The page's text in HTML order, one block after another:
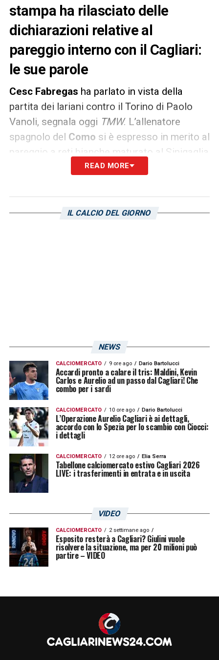
stampa ha rilasciato delle
dichiarazioni relative al
pareggio interno con il Cagliari:
le sue parole
Cesc Fabregas ha parlato in vista della
partita dei lariani contro il Torino di Paolo
Vanoli, segnala oggi TMW. L’allenatore
spagnolo del Como si è espresso in merito al
pareggio a reti bianche maturato al Sinigaglia
con la squadra di Fabio Pisacane. Nel corso
delle dichiarazioni sulla partita giocata
contro ilCagliari. Le sue parole
fare gol, la squadra non ha avuto
l’aggressività di fare gol. Poi se la vuoi
vincere senza senso, a volte la puoi anche
perdere. Ma in quelle partite devi fare gol»
LA PLAYLIST DELLE NOSTRE TOP NEWS
READ MORE
IL CALCIO DEL GIORNO
NEWS
CALCIOMERCATO 9 ore ago Dario Bartolucci
Accardi pronto a calare il tris: Maldini, Kevin
Carlos e Aurelio ad un passo dal Cagliari! Che
combo per i sardi
CALCIOMERCATO 10 ore ago Dario Bartolucci
L’Operazione Aurelio Cagliari è ai dettagli,
accordo con lo Spezia per lo scambio con Ciocci:
i dettagli
CALCIOMERCATO 12 ore ago Elia Serra
Tabellone calciomercato estivo Cagliari 2026
LIVE: i trasferimenti in entrata e in uscita
VIDEO
CALCIOMERCATO 2 settimane ago
Esposito resterà a Cagliari? Giulini vuole
risolvere la situazione, ma per 20 milioni può
partire – VIDEO